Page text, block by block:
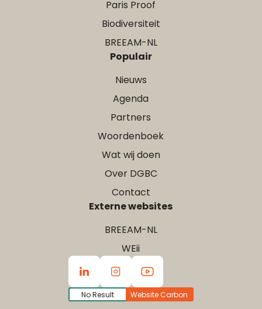
Paris Proof
Biodiversiteit
BREEAM-NL
Populair
Nieuws
Agenda
Partners
Woordenboek
Wat wij doen
Over DGBC
Contact
Externe websites
BREEAM-NL
WEii
No Result Website Carbon